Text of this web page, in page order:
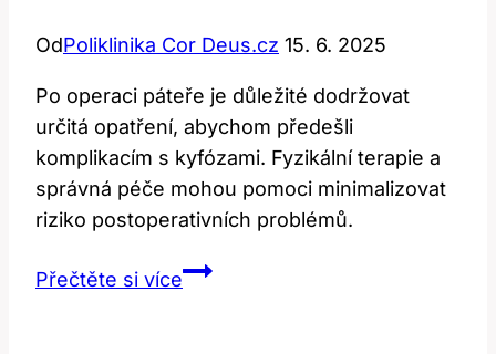
OdPoliklinika Cor Deus.cz 15. 6. 2025
Po operaci páteře je důležité dodržovat
určitá opatření, abychom předešli
komplikacím s kyfózami. Fyzikální terapie a
správná péče mohou pomoci minimalizovat
riziko postoperativních problémů.
Přečtěte si víceKýla